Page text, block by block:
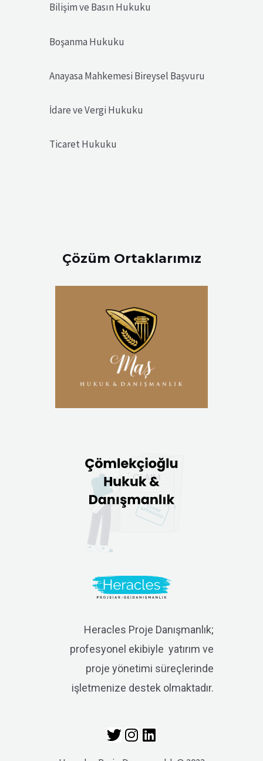
Bilişim ve Basın Hukuku
Boşanma Hukuku
Anayasa Mahkemesi Bireysel Başvuru
İdare ve Vergi Hukuku
Ticaret Hukuku
Çözüm Ortaklarımız
Heracles Proje Danışmanlık;
profesyonel ekibiyle yatırım ve
proje yönetimi süreçlerinde
işletmenize destek olmaktadır.